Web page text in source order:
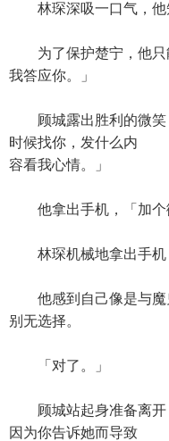
林琛深吸一口气，他
为了保护楚宁，他只
我答应你。」
顾城露出胜利的微笑
时候找你，发什么内
容看我心情。」
他拿出手机，「加个
林琛机械地拿出手机
他感到自己像是与魔
别无选择。
「对了。」
顾城站起身准备离开
因为你告诉她而导致